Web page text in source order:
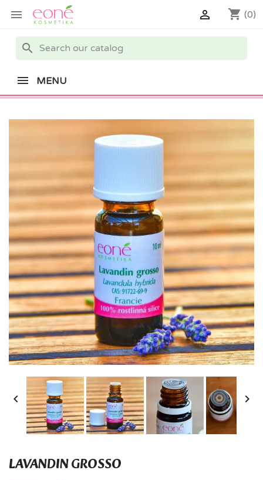
 shopping_cart (0)

search
MENU
 
LAVANDIN GROSSO